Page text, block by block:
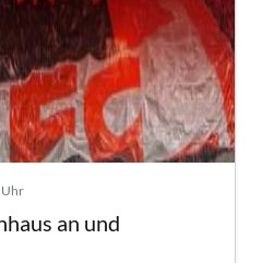
an und